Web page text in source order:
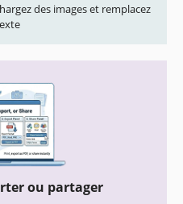
des images et remplacez
ou partager